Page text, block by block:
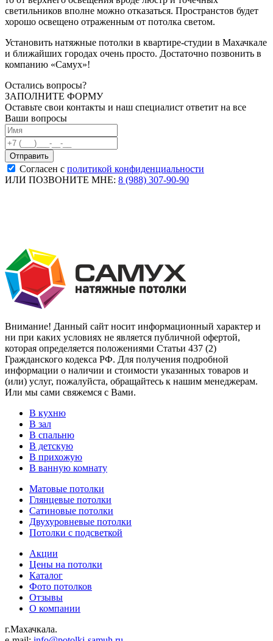
светильников вполне можно отказаться. Пространстов будет
хорошо освещено отраженным от потолка светом.
Установить натяжные потолки в квартире-студии в Махачкале
и ближайших городах очень просто. Достаточно позвонить в
компанию «Самух»!
Остались вопросы?
ЗАПОЛНИТЕ ФОРМУ
Оставьте свои контакты и наш специалист ответит на все
Ваши вопросы
Согласен с политикой конфиденциальности
ИЛИ ПОЗВОНИТЕ МНЕ: 8 (988) 307-90-90
Внимание! Данный сайт носит информационный характер и
ни при каких условиях не является публичной офертой,
которая определяется положениями Статьи 437 (2)
Гражданского кодекса РФ. Для получения подробной
информации о наличии и стоимости указанных товаров и
(или) услуг, пожалуйста, обращайтесь к нашим менеджерам.
Или мы сами свяжемся с Вами.
В кухню
В зал
В спальню
В детскую
В прихожую
В ванную комнату
Матовые потолки
Глянцевые потолки
Сатиновые потолки
Двухуровневые потолки
Потолки с подсветкой
Акции
Цены на потолки
Каталог
Фото потолков
Отзывы
О компании
г.Махачкала.